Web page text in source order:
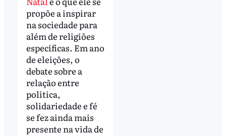
propõe a inspirar
na sociedade para
além de religiões
específicas. Em ano
de eleições, o
debate sobre a
relação entre
política,
solidariedade e fé
se fez ainda mais
presente na vida de